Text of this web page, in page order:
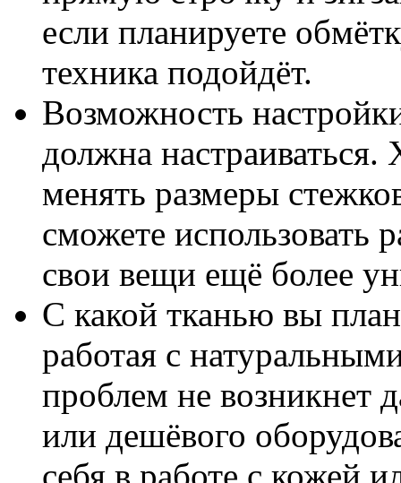
если планируете
техника подойдёт.
Возможность
должна
менять размеры
сможете использовать
свои вещи ещё более
С какой тканью вы
работая с
проблем не возникнет
или дешёвого
себя в работе с кожей